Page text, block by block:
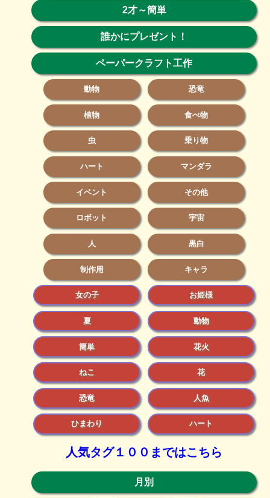
2才～簡単
誰かにプレゼント！
ペーパークラフト工作
動物 恐竜
植物 食べ物
虫 乗り物
ハート マンダラ
イベント その他
ロボット 宇宙
人 黒白
制作用 キャラ
女の子 お姫様
夏 動物
簡単 花火
ねこ 花
恐竜 人魚
ひまわり ハート
人気タグ１００まではこちら
月別